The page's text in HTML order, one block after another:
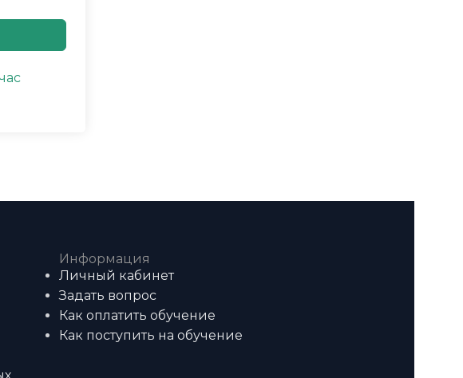
Информация
Личный кабинет
Задать вопрос
Как оплатить обучение
Как поступить на обучение